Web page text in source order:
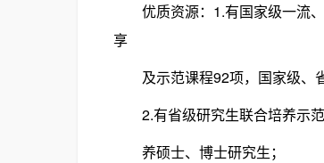
优质资源：1.有国家级一流、
享
及示范课程92项，国家级、省
2.有省级研究生联合培养示范
养硕士、博士研究生；